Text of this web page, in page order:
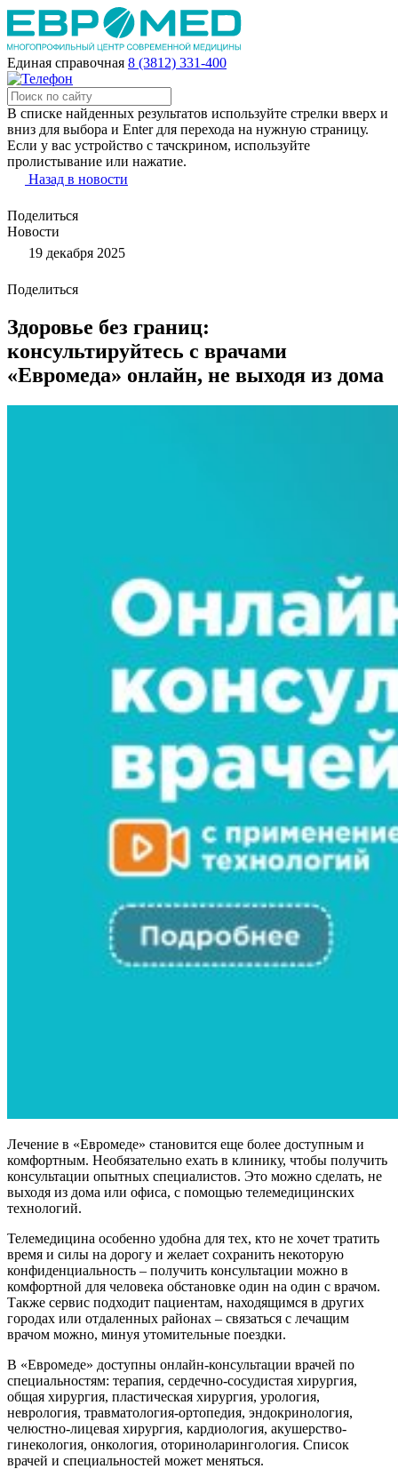
Единая справочная 8 (3812) 331-400
В списке найденных результатов используйте стрелки вверх и
вниз для выбора и Enter для перехода на нужную страницу.
Если у вас устройство с тачскрином, используйте
пролистывание или нажатие.
Назад в новости
Поделиться
Новости
19 декабря 2025
Поделиться
Здоровье без границ:
консультируйтесь с врачами
«Евромеда» онлайн, не выходя из дома
Лечение в «Евромеде» становится еще более доступным и
комфортным. Необязательно ехать в клинику, чтобы получить
консультации опытных специалистов. Это можно сделать, не
выходя из дома или офиса, с помощью телемедицинских
технологий.
Телемедицина особенно удобна для тех, кто не хочет тратить
время и силы на дорогу и желает сохранить некоторую
конфиденциальность – получить консультации можно в
комфортной для человека обстановке один на один с врачом.
Также сервис подходит пациентам, находящимся в других
городах или отдаленных районах – связаться с лечащим
врачом можно, минуя утомительные поездки.
В «Евромеде» доступны онлайн-консультации врачей по
специальностям: терапия, сердечно-сосудистая хирургия,
общая хирургия, пластическая хирургия, урология,
неврология, травматология-ортопедия, эндокринология,
челюстно-лицевая хирургия, кардиология, акушерство-
гинекология, онкология, оториноларингология. Список
врачей и специальностей может меняться.